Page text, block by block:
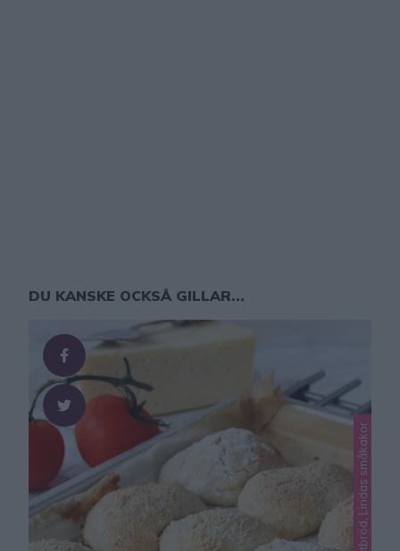
DU KANSKE OCKSÅ GILLAR...